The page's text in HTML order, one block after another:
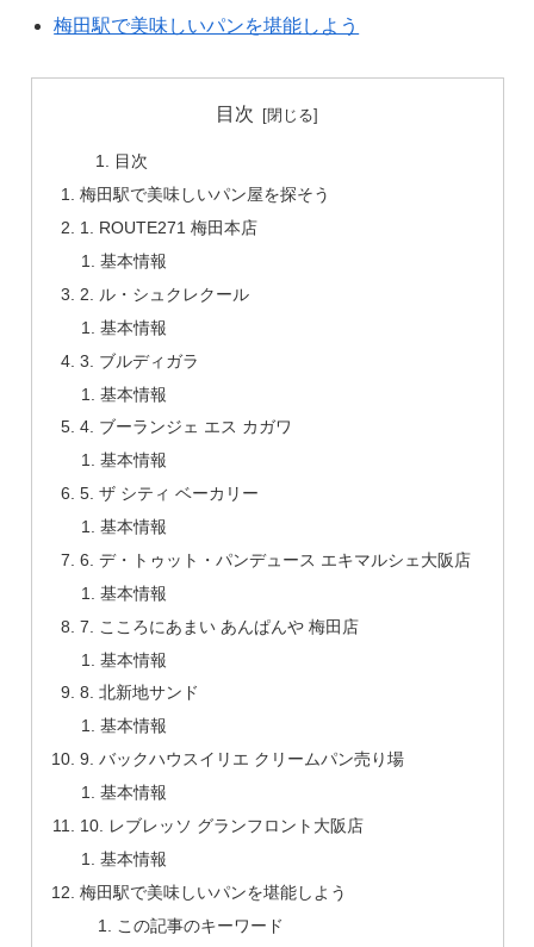
梅田駅で美味しいパンを堪能しよう
目次
目次
梅田駅で美味しいパン屋を探そう
1. ROUTE271 梅田本店
基本情報
2. ル・シュクレクール
基本情報
3. ブルディガラ
基本情報
4. ブーランジェ エス カガワ
基本情報
5. ザ シティ ベーカリー
基本情報
6. デ・トゥット・パンデュース エキマルシェ大阪店
基本情報
7. こころにあまい あんぱんや 梅田店
基本情報
8. 北新地サンド
基本情報
9. バックハウスイリエ クリームパン売り場
基本情報
10. レブレッソ グランフロント大阪店
基本情報
梅田駅で美味しいパンを堪能しよう
この記事のキーワード